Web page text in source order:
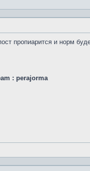
пропиарится и норм
: perajorma